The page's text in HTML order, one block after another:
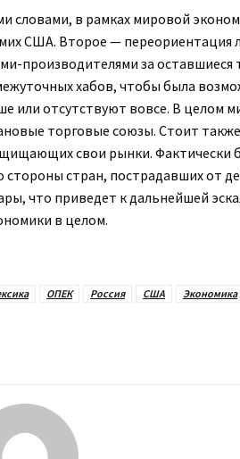
в рамках мировой
США. Второе — переориентация
производителями за
хабов, чтобы была
или отсутствуют вовсе. В целом
торговые союзы. Стоит
свои рынки. Фактически
стран, пострадавших от
что приведет к дальнейшей
в целом.
ОПЕК Россия США Экономика